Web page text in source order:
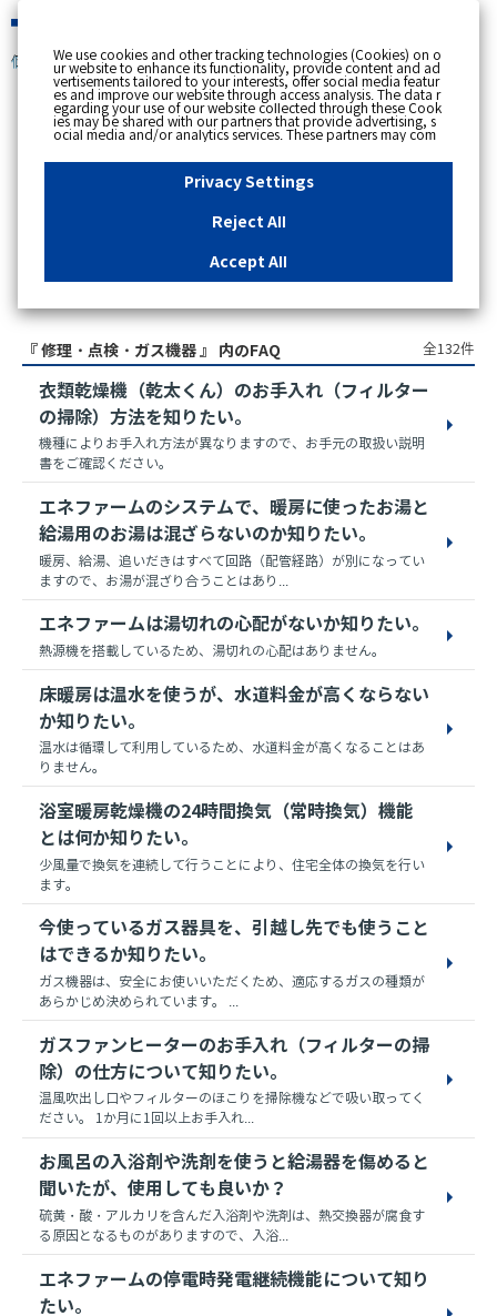
個人のお客さま
スペースで区切って複数語検索が可能です。
例：電気 料金 支払状況
アクセス数順
『 修理・点検・ガス機器 』 内のFAQ 全132件
衣類乾燥機（乾太くん）のお手入れ（フィルター
の掃除）方法を知りたい。
機種によりお手入れ方法が異なりますので、お手元の取扱い説明
書をご確認ください。
エネファームのシステムで、暖房に使ったお湯と
給湯用のお湯は混ざらないのか知りたい。
暖房、給湯、追いだきはすべて回路（配管経路）が別になってい
ますので、お湯が混ざり合うことはあり...
エネファームは湯切れの心配がないか知りたい。
熱源機を搭載しているため、湯切れの心配はありません。
床暖房は温水を使うが、水道料金が高くならない
か知りたい。
温水は循環して利用しているため、水道料金が高くなることはあ
りません。
浴室暖房乾燥機の24時間換気（常時換気）機能
とは何か知りたい。
少風量で換気を連続して行うことにより、住宅全体の換気を行い
ます。
今使っているガス器具を、引越し先でも使うこと
はできるか知りたい。
ガス機器は、安全にお使いいただくため、適応するガスの種類が
あらかじめ決められています。 ...
ガスファンヒーターのお手入れ（フィルターの掃
除）の仕方について知りたい。
温風吹出し口やフィルターのほこりを掃除機などで吸い取ってく
ださい。 1か月に1回以上お手入れ...
お風呂の入浴剤や洗剤を使うと給湯器を傷めると
聞いたが、使用しても良いか？
硫黄・酸・アルカリを含んだ入浴剤や洗剤は、熱交換器が腐食す
る原因となるものがありますので、入浴...
エネファームの停電時発電継続機能について知り
たい。
We use cookies and other tracking technologies (Cookies) on o
ur website to enhance its functionality, provide content and ad
vertisements tailored to your interests, offer social media featur
es and improve our website through access analysis. The data r
egarding your use of our website collected through these Cook
ies may be shared with our partners that provide advertising, s
ocial media and/or analytics services. These partners may com
bine the data shared by us with other data that you have provi
ded to them or that they have collected from your use of their s
ervices or other websites to analyse and optimise advertisemen
ts delivered to you by businesses other than us on the internet.
essary Cookies, please click "Reject All". If you agree to the use
of all Cookies, please click "Accept All". To select your preferen
u can change your consent or rejection settings at any time by c
"Privacy Settings"button on this banner or through y
our browser's "Settings". For more information regarding the pr
site, please refer to the link below.Cookies DetailsPrivacy Polic
y
Privacy Settings
Reject All
Accept All